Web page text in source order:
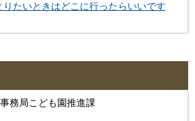
たいときはどこに行ったらいいです
務局こども園推進課